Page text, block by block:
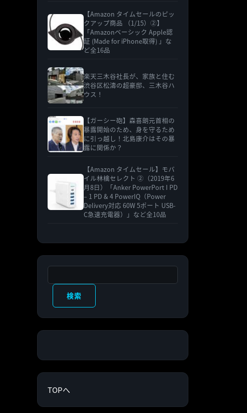
【Amazon タイムセールのピッ
クアップ商品 （1/15）②】
「Amazonベーシック Apple認
証 (Made for iPhone取得) 」な
ど全16品
楽天三木谷社長が、家族と住む
渋谷区松濤の超豪邸、三木谷ハ
ウス！
【ガーシー砲】森喜朗元首相の
暴露開始のため、身を守るため
に引っ越し！北島康介はその暴
露に関係か？
【Amazon タイムセール】モバ
イル林檎セレクト ②（2019年6
月8日）「Anker PowerPort I PD
– 1 PD & 4 PowerIQ（Power
Delivery対応 60W 5ポート USB-
C急速充電器）」など全10品
検索
TOPへ